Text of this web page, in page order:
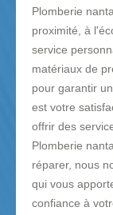
Plomberie
proximité, à
service
matériaux de
pour garantir
est votre
offrir des
Plomberie
réparer, nous
qui vous
confiance à